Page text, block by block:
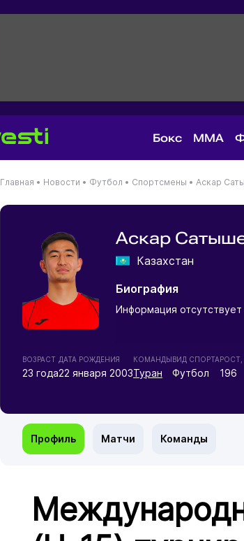
Бокс MMA
Главная • Новости • Футбол • Спортсмены • Аскар
Аскар
Казахстан
Биография
Информация отсутствует
ВОЗРАСТ
23 года
ДАТА РОЖДЕНИЯ
22 января 2003
КОМАНДЫ
Туран
ВИД СПОРТА
Футбол 196
Профиль Матчи Команды